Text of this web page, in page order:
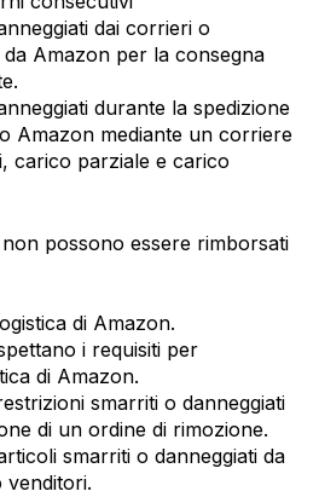
dai corrieri o
Amazon per la consegna
durante la spedizione
Amazon mediante un corriere
carico parziale e carico
possono essere rimborsati
di Amazon.
i requisiti per
di Amazon.
smarriti o danneggiati
di un ordine di rimozione.
smarriti o danneggiati da
venditori.